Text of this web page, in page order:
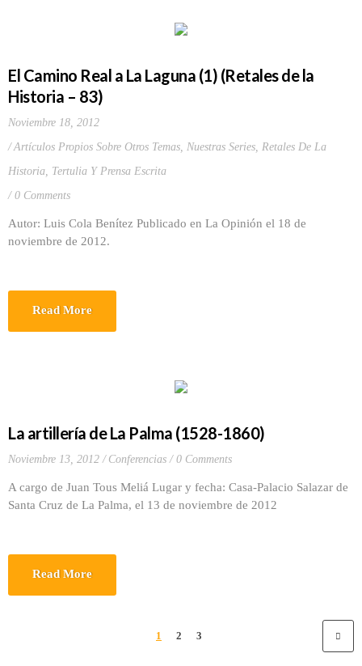
El Camino Real a La Laguna (1) (Retales de la
Historia – 83)
Noviembre 18, 2012
Artículos Propios Sobre Otros Temas, Nuestras Series, Retales De La
Historia, Tertulia Y Prensa Escrita
0 Comments
Autor: Luis Cola Benítez Publicado en La Opinión el 18 de
noviembre de 2012.
Read More
La artillería de La Palma (1528-1860)
Noviembre 13, 2012 Conferencias 0 Comments
A cargo de Juan Tous Meliá Lugar y fecha: Casa-Palacio Salazar de
Santa Cruz de La Palma, el 13 de noviembre de 2012
Read More
1 2 3